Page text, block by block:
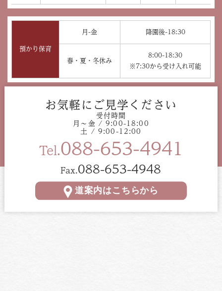
預かり保育
月-金 降園後-18:30
春・夏・冬休み
8:00-18:30
※7:30から受け入れ可能
お気軽にご見学ください
受付時間
月〜金 / 9:00-18:00
土 / 9:00-12:00
Tel.088-653-4941
Fax.088-653-4948
道案内はこちらから